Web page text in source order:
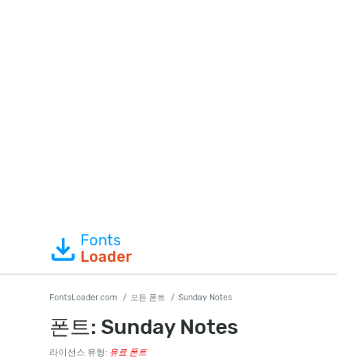
Fonts
Loader
FontsLoader.com 모든 폰트 Sunday Notes
폰트: Sunday Notes
라이선스 유형: 유료 폰트